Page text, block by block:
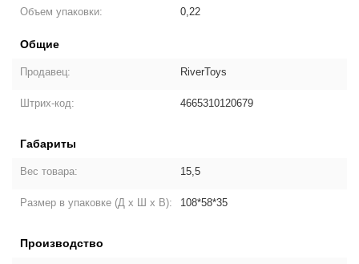
Объем упаковки: 0,22
Общие
Продавец: RiverToys
Штрих-код: 4665310120679
Габариты
Вес товара: 15,5
Размер в упаковке (Д х Ш х В): 108*58*35
Производство